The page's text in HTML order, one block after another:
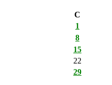
С
1
8
15
22
29